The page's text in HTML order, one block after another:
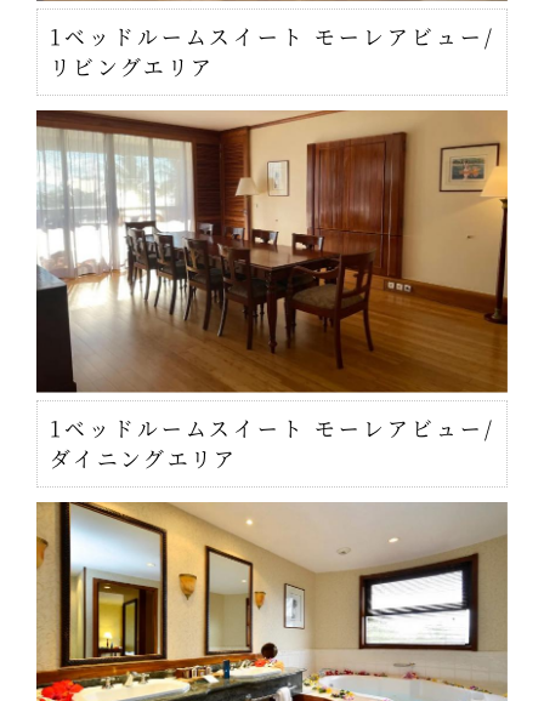
1ベッドルームスイート モーレアビュー/
リビングエリア
1ベッドルームスイート モーレアビュー/
ダイニングエリア